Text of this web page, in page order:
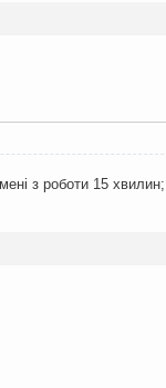
з роботи 15